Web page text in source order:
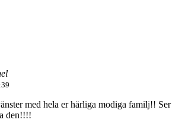
med hela er härliga modiga familj!! Ser
den!!!!